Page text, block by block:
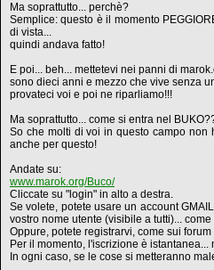
Ma soprattutto... perchè?
Semplice: questo è il momento
di vista...
quindi andava fatto!
E poi... beh... mettetevi nei panni di
sono dieci anni e mezzo che vive senza
provateci voi e poi ne riparliamo!!!
Ma soprattutto... come si entra nel
So che molti di voi in questo campo non
anche per questo!
Andate su:
www.marok.org/Buco/
Cliccate su "login" in alto a destra.
Se volete, potete usare un account
vostro nome utente (visibile a tutti)...
Oppure, potete registrarvi, come sui
Per il momento, l'iscrizione è
In ogni caso, se le cose si metteranno